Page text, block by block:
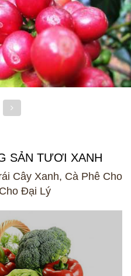
SẢN TƯƠI XANH
Cây Xanh, Cà Phê Cho
Đại Lý